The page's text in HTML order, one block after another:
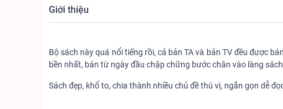
Giới thiệu
Bộ sách này quá nổi tiếng rồi, cả bản TA và bản TV đều được
bền nhất, bán từ ngày đầu chập chững bước chân vào làng
Sách đẹp, khổ to, chia thành nhiều chủ đề thú vị, ngắn gọn dễ